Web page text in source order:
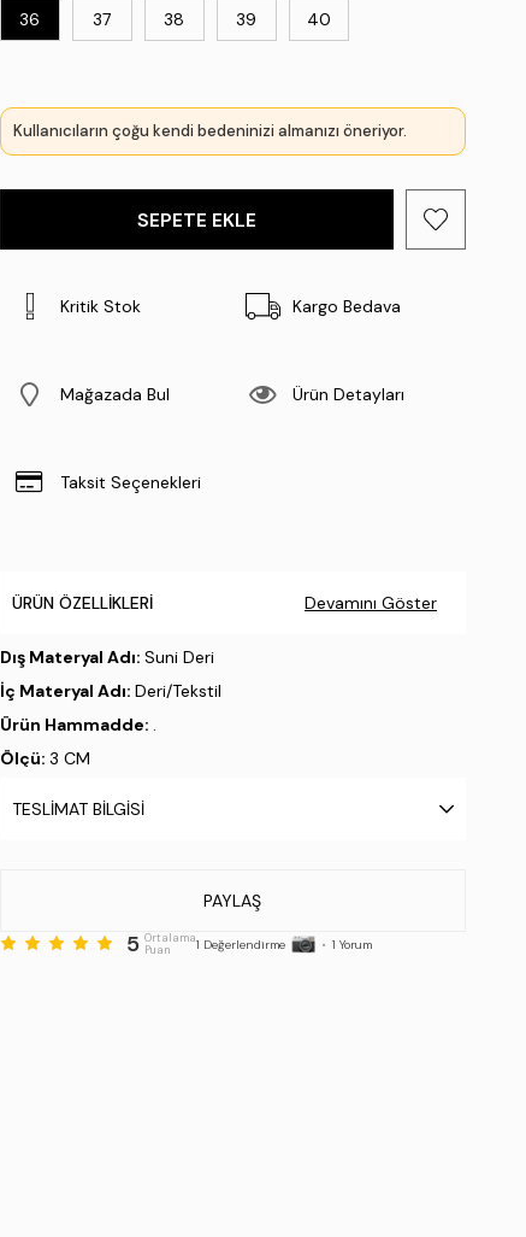
36 37 38 39 40
Kullanıcıların çoğu kendi bedeninizi almanızı öneriyor.
Kritik Stok Kargo Bedava
Mağazada Bul Ürün Detayları
Taksit Seçenekleri
ÜRÜN ÖZELLIKLERI Devamını Göster
Dış Materyal Adı: Suni Deri
İç Materyal Adı: Deri/Tekstil
Ürün Hammadde: .
Ölçü: 3 CM
TESLIMAT BILGISI
PAYLAŞ
5 Ortalama
Puan
1 Değerlendirme • 1 Yorum